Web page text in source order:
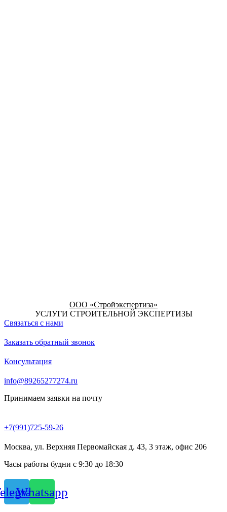
ООО «Стройэкспертиза»
УСЛУГИ СТРОИТЕЛЬНОЙ ЭКСПЕРТИЗЫ
Связаться с нами
Заказать обратный звонок
Консультация
info@89265277274.ru
Принимаем заявки на почту
+7(991)725-59-26
Москва, ул. Верхняя Первомайская д. 43, 3 этаж, офис 206
Часы работы будни с 9:30 до 18:30
Whatsapp